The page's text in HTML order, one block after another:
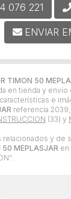
TIMON 50
en tienda y envío
e
referencia
(33) y
y de
50 MEPLASJAR en
076 221
ENVIAR